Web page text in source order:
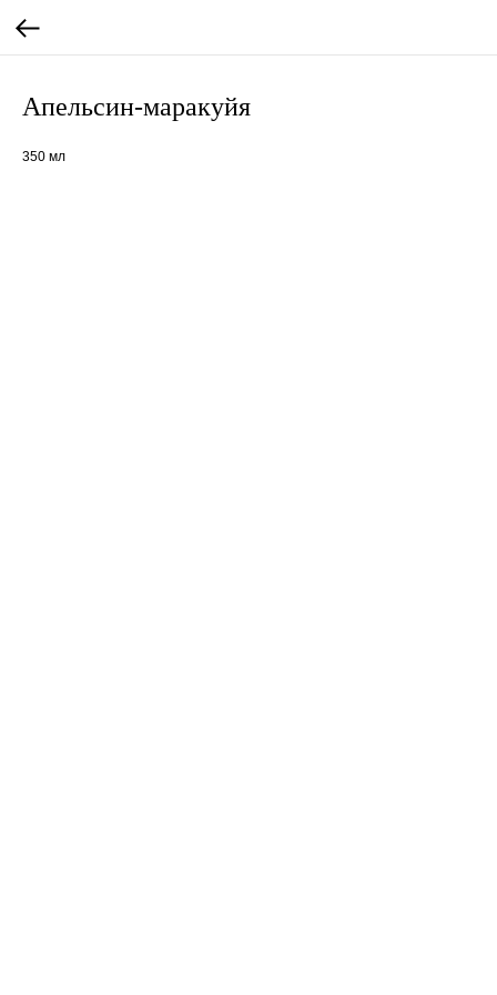
Апельсин-маракуйя
350 мл